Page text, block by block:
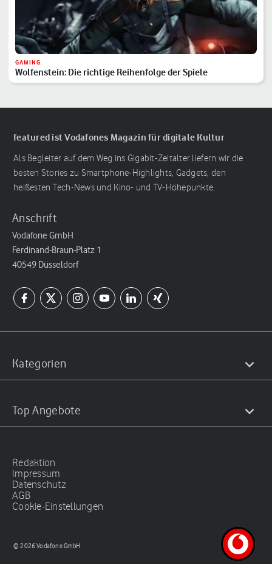
GAMING
Wolfenstein: Die richtige Reihenfolge der Spiele
featured ist Vodafones Magazin für digitale Kultur
Als Begleiter auf dem Weg ins Gigabit-Zeitalter liefern wir die
besten Stories zu Smartphone-Highlights, Gadgets, den
heißesten Tech-News und Kino- und TV-Höhepunkte.
Anschrift
Vodafone GmbH
Ferdinand-Braun-Platz 1
40549 Düsseldorf
Kategorien
Top Angebote
Redaktion
Impressum
Datenschutz
AGB
Cookie-Einstellungen
© 2026 Vodafone GmbH